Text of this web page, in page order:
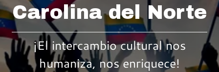
Carolina del Norte
¡El intercambio cultural nos
humaniza, nos enriquece!